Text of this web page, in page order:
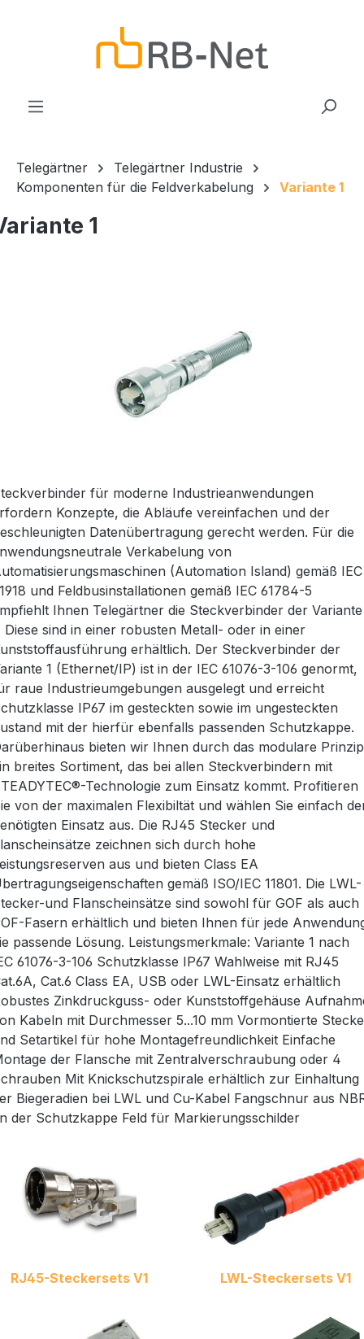
Telegärtner
Telegärtner Industrie
Komponenten für die Feldverkabelung
Variante 1
1
für moderne Industrieanwendungen
Konzepte, die Abläufe vereinfachen und der
Datenübertragung gerecht werden. Für die
Verkabelung von
(Automation Island) gemäß IEC
und Feldbusinstallationen gemäß IEC 61784-5
Ihnen Telegärtner die Steckverbinder der Variante
Diese sind in einer robusten Metall- oder in einer
erhältlich. Der Steckverbinder der
1 (Ethernet/IP) ist in der IEC 61076-3-106 genormt,
raue Industrieumgebungen ausgelegt und erreicht
IP67 im gesteckten sowie im ungesteckten
mit der hierfür ebenfalls passenden Schutzkappe.
bieten wir Ihnen durch das modulare Prinzip
breites Sortiment, das bei allen Steckverbindern mit
Technologie zum Einsatz kommt. Profitieren
von der maximalen Flexibiltät und wählen Sie einfach
Einsatz aus. Die RJ45 Stecker und
zeichnen sich durch hohe
aus und bieten Class EA
gemäß ISO/IEC 11801. Die LWL-
und Flanscheinsätze sind sowohl für GOF als auch
Fasern erhältlich und bieten Ihnen für jede
passende Lösung. Leistungsmerkmale: Variante 1 nach
61076-3-106 Schutzklasse IP67 Wahlweise mit RJ45
Cat.6 Class EA, USB oder LWL-Einsatz erhältlich
Zinkdruckguss- oder Kunststoffgehäuse
Kabeln mit Durchmesser 5...10 mm Vormontierte
Setartikel für hohe Montagefreundlichkeit Einfache
der Flansche mit Zentralverschraubung oder 4
Mit Knickschutzspirale erhältlich zur Einhaltung
Biegeradien bei LWL und Cu-Kabel Fangschnur aus
der Schutzkappe Feld für Markierungsschilder
RJ45-Steckersets V1 LWL-Steckersets V1